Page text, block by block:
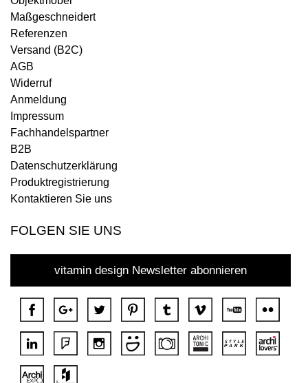
Maßgeschneidert
Referenzen
Versand (B2C)
AGB
Widerruf
Anmeldung
Impressum
Fachhandelspartner
B2B
Datenschutzerklärung
Produktregistrierung
Kontaktieren Sie uns
FOLGEN SIE UNS
vitamin design Newsletter abonnieren